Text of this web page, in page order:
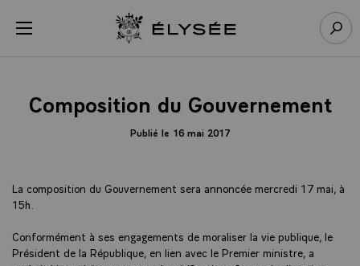
menu Retour à l’accueil Élysée
Composition du Gouvernement
Publié le 16 mai 2017
La composition du Gouvernement sera annoncée mercredi 17 mai, à
15h.
Conformément à ses engagements de moraliser la vie publique, le
Président de la République, en lien avec le Premier ministre, a
Panneau de gestion des cookies